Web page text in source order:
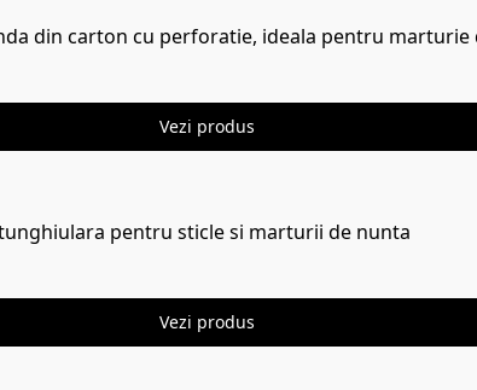
din carton cu perforatie, ideala pentru marturie
Vezi produs
pentru sticle si marturii de nunta
Vezi produs